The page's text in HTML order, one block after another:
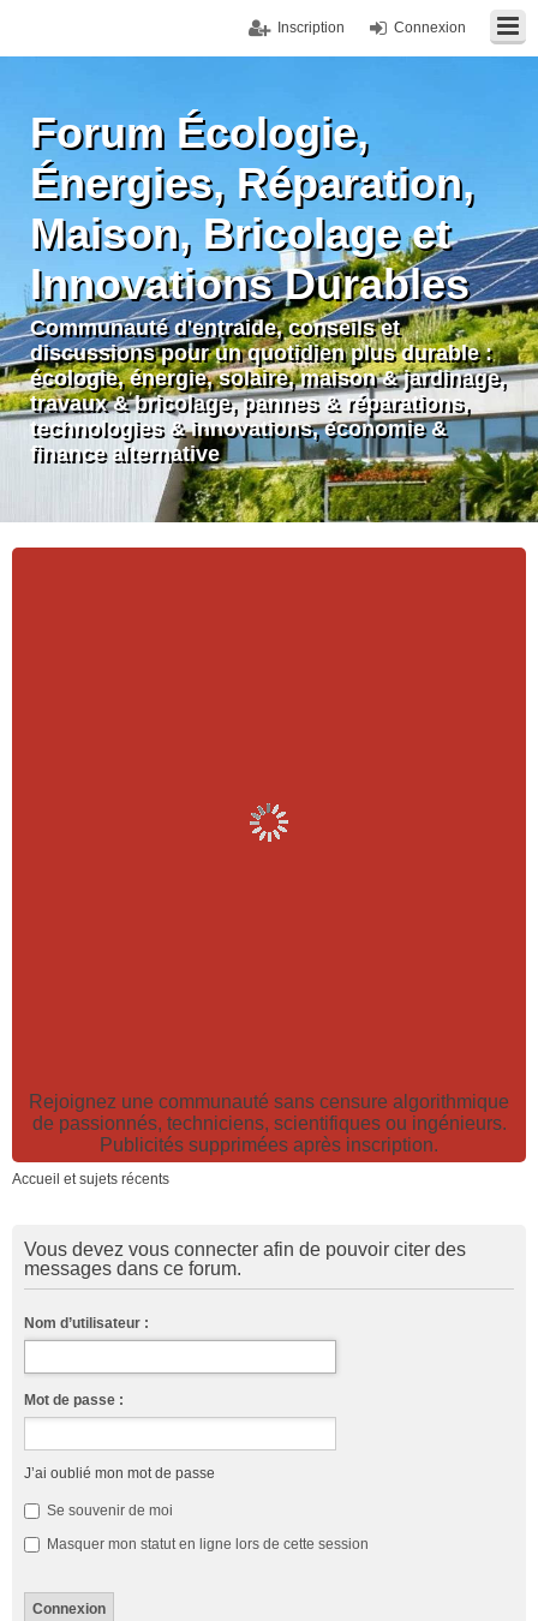
Connexion
Inscription
Forum Écologie,
Énergies, Réparation,
Maison, Bricolage et
Innovations Durables
Communauté d'entraide, conseils et
discussions pour un quotidien plus durable :
écologie, énergie, solaire, maison & jardinage,
travaux & bricolage, pannes & réparations,
technologies & innovations, économie &
finance alternative
Rejoignez une communauté sans censure algorithmique
de passionnés, techniciens, scientifiques ou ingénieurs.
Publicités supprimées après inscription.
Accueil et sujets récents
Vous devez vous connecter afin de pouvoir citer des
messages dans ce forum.
Nom d’utilisateur :
Mot de passe :
J’ai oublié mon mot de passe
Se souvenir de moi
Masquer mon statut en ligne lors de cette session